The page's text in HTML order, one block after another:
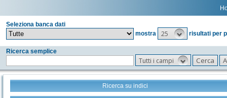
Seleziona banca dati
mostra
25 risultati per
Ricerca semplice
Tutti i campi
Ricerca su indici